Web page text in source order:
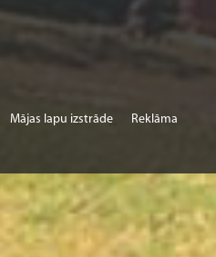
Mājas lapu izstrāde Reklāma